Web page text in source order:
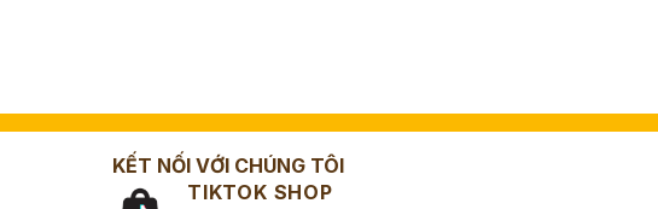
KẾT NỐI VỚI CHÚNG TÔI
TIKTOK SHOP